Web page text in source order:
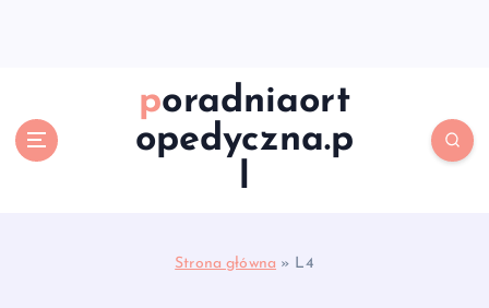
poradniaort
opedyczna.p
l
Strona główna » L4